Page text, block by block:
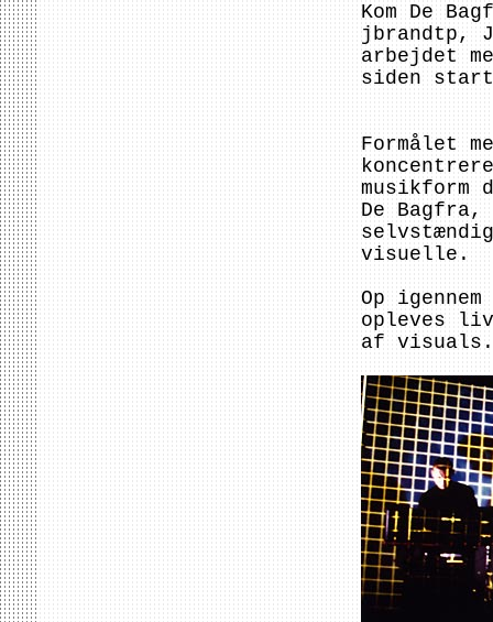
Kom De
jbrandtp,
arbejdet
siden
Formålet
musikform
De
visuelle.
Op
opleves
af visuals.